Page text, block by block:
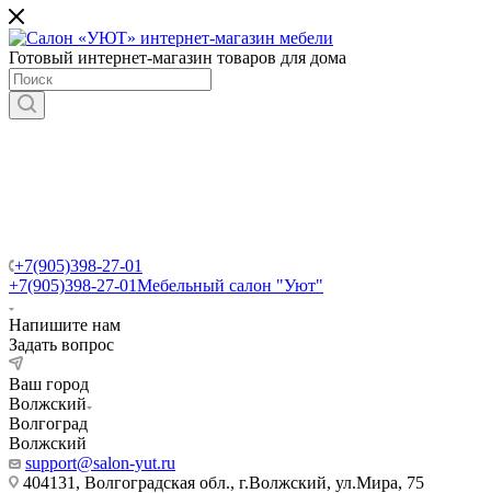
Готовый интернет-магазин товаров для дома
+7(905)398-27-01
+7(905)398-27-01Мебельный салон "Уют"
Напишите нам
Задать вопрос
Ваш город
Волжский
Волгоград
Волжский
support@salon-yut.ru
404131, Волгоградская обл., г.Волжский, ул.Мира, 75